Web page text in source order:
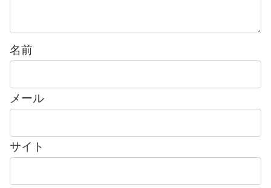
名前
メール
サイト